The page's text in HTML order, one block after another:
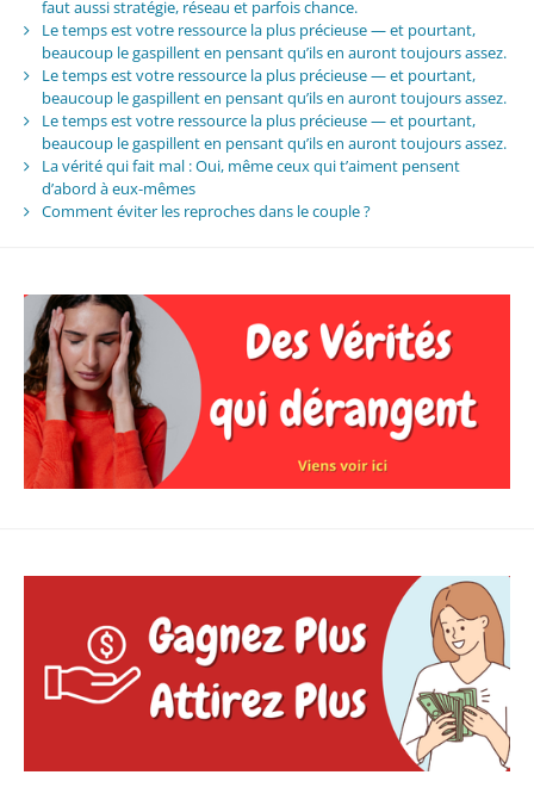
faut aussi stratégie, réseau et parfois chance.
Le temps est votre ressource la plus précieuse — et pourtant,
beaucoup le gaspillent en pensant qu’ils en auront toujours assez.
Le temps est votre ressource la plus précieuse — et pourtant,
beaucoup le gaspillent en pensant qu’ils en auront toujours assez.
Le temps est votre ressource la plus précieuse — et pourtant,
beaucoup le gaspillent en pensant qu’ils en auront toujours assez.
La vérité qui fait mal : Oui, même ceux qui t’aiment pensent
d’abord à eux-mêmes
Comment éviter les reproches dans le couple ?